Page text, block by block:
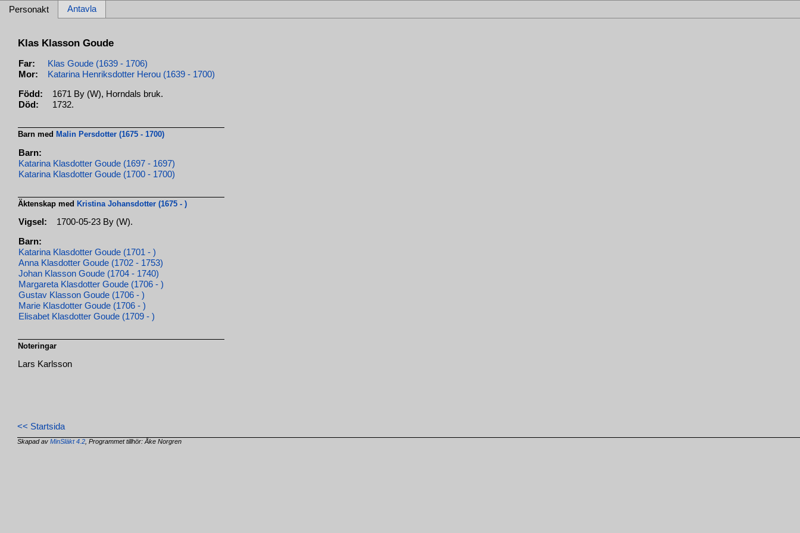
Personakt Antavla
Klas Klasson Goude
Far:
Klas Goude (1639 - 1706)
Mor:
Katarina Henriksdotter Herou (1639 - 1700)
Född:
1671 By (W), Horndals bruk.
Död:
1732.
Barn med Malin Persdotter (1675 - 1700)
Barn:
Katarina Klasdotter Goude (1697 - 1697)
Katarina Klasdotter Goude (1700 - 1700)
Äktenskap med Kristina Johansdotter (1675 - )
Vigsel: 1700-05-23 By (W).
Barn:
Katarina Klasdotter Goude (1701 - )
Anna Klasdotter Goude (1702 - 1753)
Johan Klasson Goude (1704 - 1740)
Margareta Klasdotter Goude (1706 - )
Gustav Klasson Goude (1706 - )
Marie Klasdotter Goude (1706 - )
Elisabet Klasdotter Goude (1709 - )
Noteringar
Lars Karlsson
<< Startsida
Skapad avMinSläkt 4.2 , Programmet tillhör: Åke Norgren